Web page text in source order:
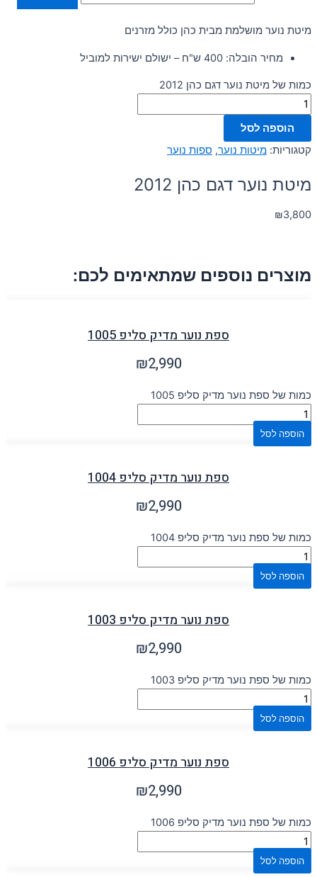
מיטת נוער מושלמת מבית כהן כולל מזרנים
מחיר הובלה: 400 ש"ח – ישולם ישירות למוביל
כמות של מיטת נוער דגם כהן 2012
הוספה לסל
קטגוריות: מיטות נוער, ספות נוער
מיטת נוער דגם כהן 2012
₪3,800
מוצרים נוספים שמתאימים לכם:
ספת נוער מדיק סליפ 1005
₪2,990
כמות של ספת נוער מדיק סליפ 1005
הוספה לסל
ספת נוער מדיק סליפ 1004
₪2,990
כמות של ספת נוער מדיק סליפ 1004
הוספה לסל
ספת נוער מדיק סליפ 1003
₪2,990
כמות של ספת נוער מדיק סליפ 1003
הוספה לסל
ספת נוער מדיק סליפ 1006
₪2,990
כמות של ספת נוער מדיק סליפ 1006
הוספה לסל